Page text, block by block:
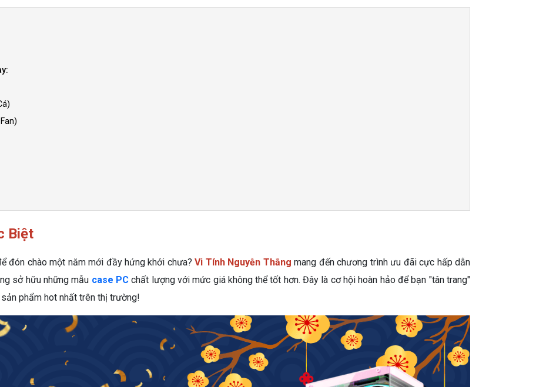
Biệt
đón chào một năm mới đầy hứng khởi chưa? Vi Tính Nguyễn Thắng mang đến chương trình ưu đãi cực hấp dẫn
sở hữu những mẫu case PCchất lượng với mức giá không thể tốt hơn. Đây là cơ hội hoàn hảo để bạn "tân trang"
phẩm hot nhất trên thị trường!